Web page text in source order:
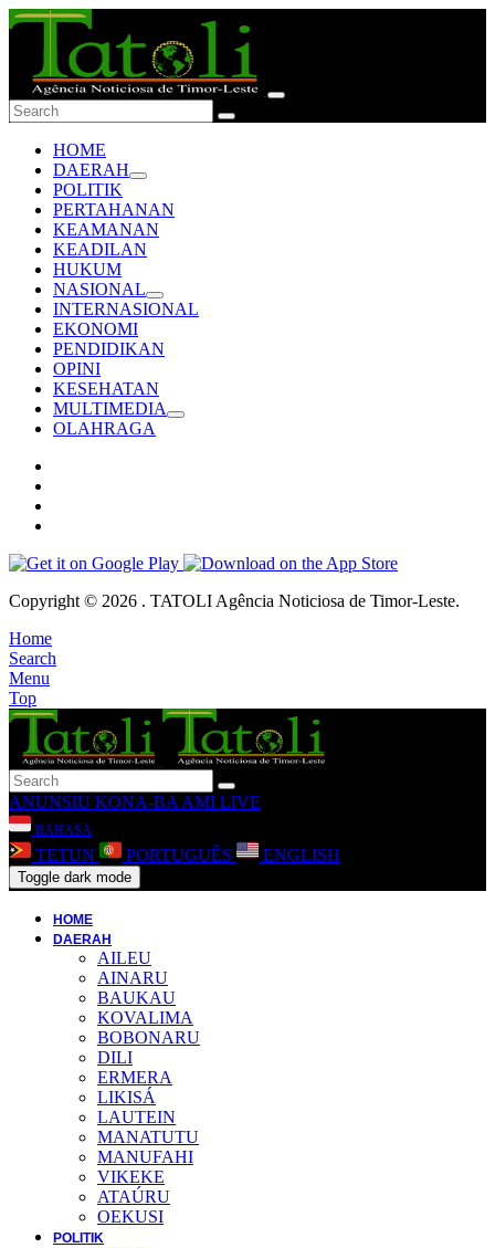
HOME
DAERAH
POLITIK
PERTAHANAN
KEAMANAN
KEADILAN
HUKUM
NASIONAL
INTERNASIONAL
EKONOMI
PENDIDIKAN
OPINI
KESEHATAN
MULTIMEDIA
OLAHRAGA
Copyright © 2026 . TATOLI Agência Noticiosa de Timor-Leste.
Home
Search
Menu
Top
ANUNSIU KONA-BA AMI LIVE
BAHASA
TETUN PORTUGUÊS ENGLISH
Toggle dark mode
HOME
DAERAH
AILEU
AINARU
BAUKAU
KOVALIMA
BOBONARU
DILI
ERMERA
LIKISÁ
LAUTEIN
MANATUTU
MANUFAHI
VIKEKE
ATAÚRU
OEKUSI
POLITIK